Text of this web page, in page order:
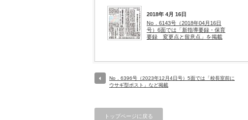
2018年 4月 16日
No．6143号（2018年04月16日
号）6面では「新指導要録・保育
要録 変更点と留意点」を掲載
No．6396号（2023年12月4日号）5面では「校長室前に
ウサギ型ポスト」など掲載
トップページに戻る